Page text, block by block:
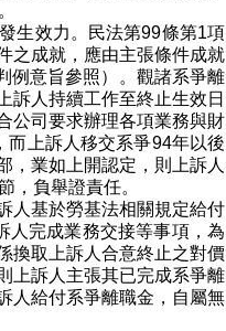
生效力。民法第99條第1項
之成就，應由主張條件成就
例意旨參照）。觀諸系爭離
訴人持續工作至終止生效日
公司要求辦理各項業務與財
而上訴人移交系爭94年以後
，業如上開認定，則上訴人
，負舉證責任。
人基於勞基法相關規定給付
人完成業務交接等事項，為
換取上訴人合意終止之對價
上訴人主張其已完成系爭離
人給付系爭離職金，自屬無